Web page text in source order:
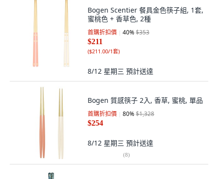
Bogen Scentier 餐具金色筷子組, 1套,
蜜桃色 + 香草色, 2種
首購折扣價 40%$353
$211
($211.00/1套)
8/12 星期三 預計送達
Bogen 質感筷子 2入, 香草, 蜜桃, 單品
首購折扣價 80%$1,328
$254
8/12 星期三 預計送達
(8)